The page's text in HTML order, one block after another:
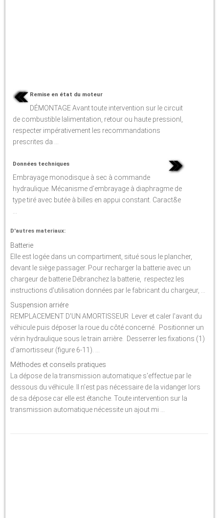
Remise en état du moteur
DÉMONTAGE Avant toute intervention sur le circuit
de combustible lalimentation, retour ou haute pressionI,
respecter impérativement les recommandations
prescrites da ...
Données techniques
Embrayage monodisque à sec à commande
hydraulique. Mécanisme d'embrayage à diaphragme de
type tiré avec butée à billes en appui constant. Caract&e
D'autres materiaux:
Batterie
Elle est logée dans un compartiment, situé sous le plancher,
devant le siège passager. Pour recharger la batterie avec un
chargeur de batterie Débranchez la batterie, respectez les
instructions d'utilisation données par le fabricant du chargeur, ...
Suspension arriére
REMPLACEMENT D'UN AMORTISSEUR Lever et caler l'avant du
véhicule puis déposer la roue du côté concerné. Positionner un
vérin hydraulique sous le train arrière. Desserrer les fixations (1)
d'amortisseur (figure 6-11). ...
Méthodes et conseils pratiques
La dépose de la transmission automatique s'effectue par le
dessous du véhicule. Il n'est pas nécessaire de la vidanger lors
de sa dépose car elle est étanche. Toute intervention sur la
transmission automatique nécessite un ajout mi ...